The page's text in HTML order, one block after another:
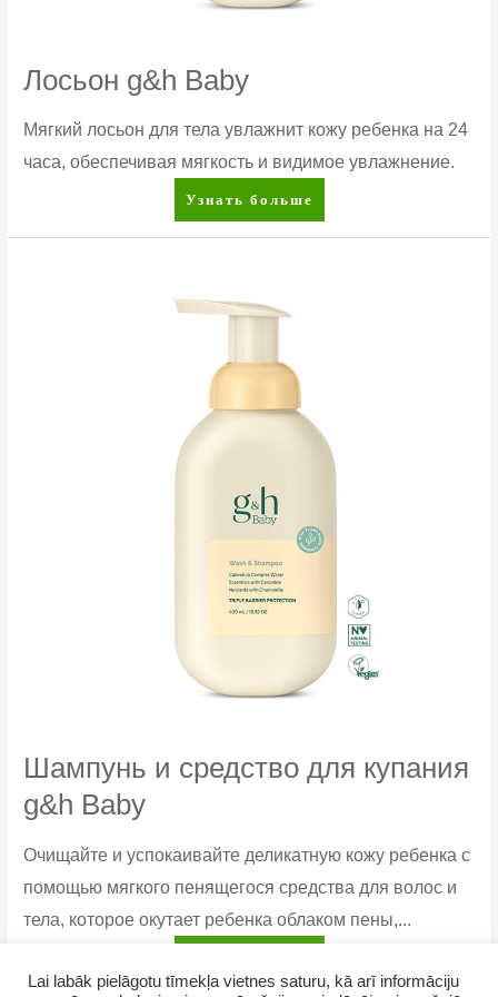
Лосьон g&h Baby
Мягкий лосьон для тела увлажнит кожу ребенка на 24
часа, обеспечивая мягкость и видимое увлажнение.
Лосьон
g&h
Узнать больше
Шампунь и средство для купания
g&h Baby
Очищайте и успокаивайте деликатную кожу ребенка с
помощью мягкого пенящегося средства для волос и
тела, которое окутает ребенка облаком пены,...
и
Lai labāk pielāgotu tīmekļa vietnes saturu, kā arī informāciju